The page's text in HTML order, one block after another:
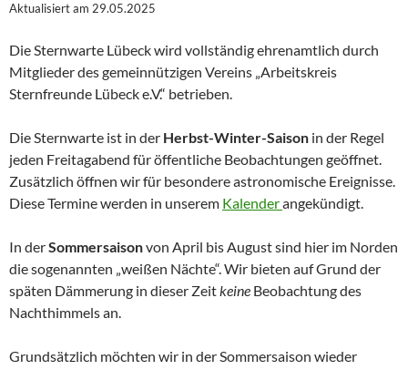
Aktualisiert am 29.05.2025
Die Sternwarte Lübeck wird vollständig ehrenamtlich durch
Mitglieder des gemeinnützigen Vereins „Arbeitskreis
Sternfreunde Lübeck e.V.“ betrieben.
Die Sternwarte ist in der Herbst-Winter-Saison in der Regel
jeden Freitagabend für öffentliche Beobachtungen geöffnet.
Zusätzlich öffnen wir für besondere astronomische Ereignisse.
Diese Termine werden in unserem Kalenderangekündigt.
In derSommersaisonvon April bis August sind hier im Norden
die sogenannten „weißen Nächte“. Wir bieten auf Grund der
späten Dämmerung in dieser Zeitkeine Beobachtung des
Nachthimmels an.
Grundsätzlich möchten wir in der Sommersaison wieder